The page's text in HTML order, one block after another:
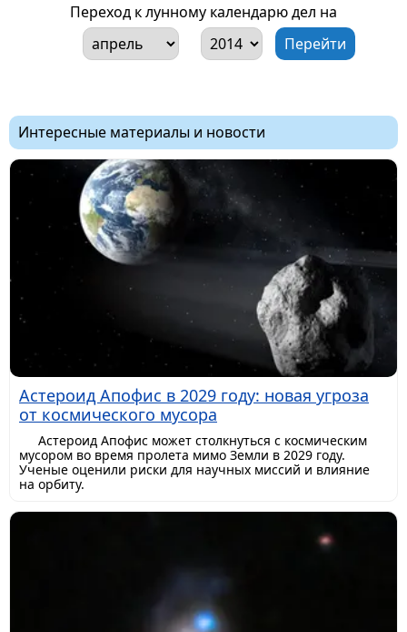
Переход к лунному календарю дел на
Интересные материалы и новости
Астероид Апофис в 2029 году: новая угроза
от космического мусора
Астероид Апофис может столкнуться с космическим
мусором во время пролета мимо Земли в 2029 году.
Ученые оценили риски для научных миссий и влияние
на орбиту.